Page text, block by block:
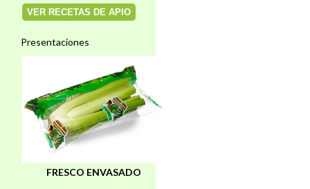
VER RECETAS DE APIO
Presentaciones
FRESCO ENVASADO